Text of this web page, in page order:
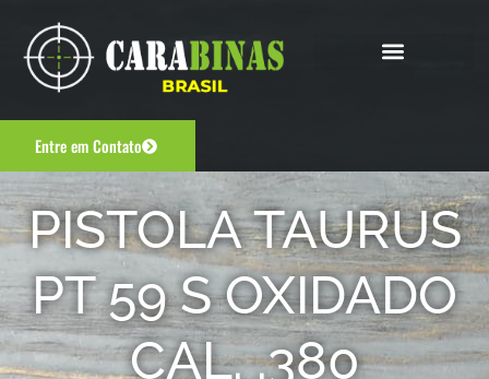
Entre em Contato
PISTOLA TAURUS
PT 59 S OXIDADO
CAL. .380